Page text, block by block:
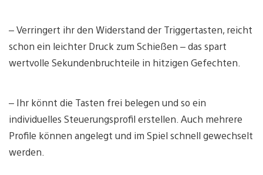
– Verringert ihr den Widerstand der Triggertasten, reicht
schon ein leichter Druck zum Schießen – das spart
wertvolle Sekundenbruchteile in hitzigen Gefechten.
– Ihr könnt die Tasten frei belegen und so ein
individuelles Steuerungsprofil erstellen. Auch mehrere
Profile können angelegt und im Spiel schnell gewechselt
werden.